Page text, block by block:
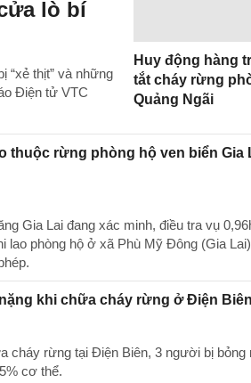
lò bí
“xẻ thịt” và những
Điện tử VTC
Huy động hàng
tắt cháy rừng
Quảng Ngãi
thuộc rừng phòng hộ ven biển Gia
Gia Lai đang xác minh, điều tra vụ
lao phòng hộ ở xã Phù Mỹ Đông (Gia
khi chữa cháy rừng ở Điện Biên
cháy rừng tại Điện Biên, 3 người bị bỏng
cơ thể.